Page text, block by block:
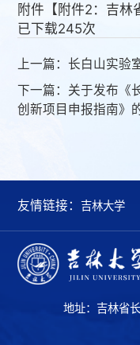
附件【 附件2：吉林
已下载245次
上一篇：长白山实验
下一篇： 关于发布《
创新项目申报指南》
友情链接： 吉林大学
地址：吉林省